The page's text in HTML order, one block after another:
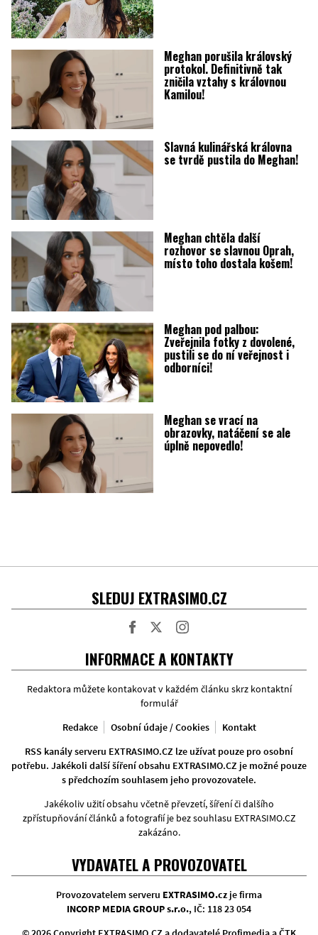
Meghan porušila královský
protokol. Definitivně tak
zničila vztahy s královnou
Kamilou!
Slavná kulinářská královna
se tvrdě pustila do Meghan!
Meghan chtěla další
rozhovor se slavnou Oprah,
místo toho dostala košem!
Meghan pod palbou:
Zveřejnila fotky z dovolené,
pustili se do ní veřejnost i
odborníci!
Meghan se vrací na
obrazovky, natáčení se ale
úplně nepovedlo!
SLEDUJ EXTRASIMO.CZ
INFORMACE A KONTAKTY
Redaktora můžete kontakovat v každém článku skrz kontaktní
formulář
Redakce
Osobní údaje / Cookies
Kontakt
RSS kanály serveru EXTRASIMO.CZ lze užívat pouze pro osobní
potřebu. Jakékoli další šíření obsahu EXTRASIMO.CZ je možné pouze
s předchozím souhlasem jeho provozovatele.
Jakékoliv užití obsahu včetně převzetí, šíření či dalšího
zpřístupňování článků a fotografií je bez souhlasu EXTRASIMO.CZ
zakázáno.
VYDAVATEL A PROVOZOVATEL
Provozovatelem serveru EXTRASIMO.czje firma
INCORP MEDIA GROUP s.r.o., IČ: 118 23 054